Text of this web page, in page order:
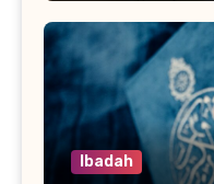
Ibadah